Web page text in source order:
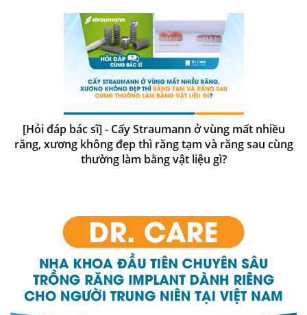
[Hỏi đáp bác sĩ] - Cấy Straumann ở vùng mất nhiều
răng, xương không đẹp thì răng tạm và răng sau cùng
thường làm bằng vật liệu gì?